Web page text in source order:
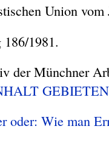
Union vom
1981.
der Münchner
GEBIETEN
oder: Wie man